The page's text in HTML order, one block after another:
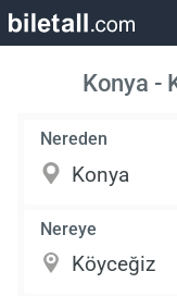
Konya -
Nereden
Nereye